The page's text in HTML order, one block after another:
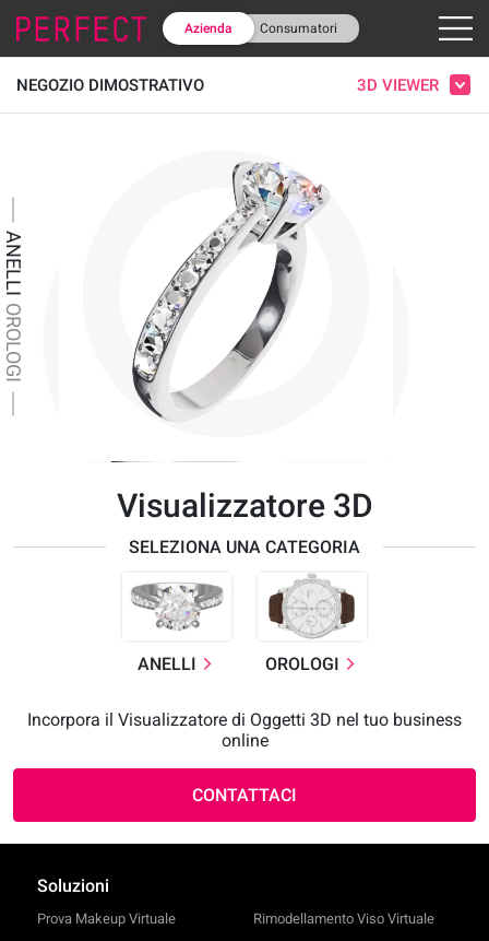
Azienda Consumatori
NEGOZIO DIMOSTRATIVO 3D VIEWER
ANELLI
OROLOGI
Visualizzatore 3D
SELEZIONA UNA CATEGORIA
ANELLI OROLOGI
Incorpora il Visualizzatore di Oggetti 3D nel tuo business
online
CONTATTACI
Soluzioni
Prova Makeup Virtuale
Rimodellamento Viso Virtuale